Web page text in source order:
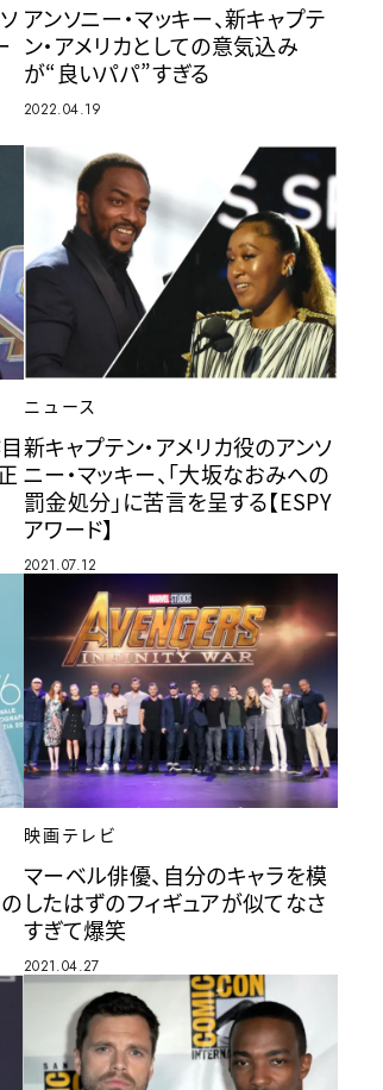
アンソニー・マッキー、新キャプテ
ン・アメリカとしての意気込み
が“良いパパ”すぎる
2022.04.19
ニュース
新キャプテン・アメリカ役のアンソ
ニー・マッキー、「大坂なおみへの
罰金処分」に苦言を呈する【ESPY
アワード】
2021.07.12
映画テレビ
マーベル俳優、自分のキャラを模
したはずのフィギュアが似てなさ
すぎて爆笑
2021.04.27